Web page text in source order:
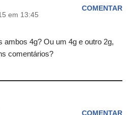
em 13:45
COMENTAR
ambos 4g? Ou um 4g e outro 2g,
comentários?
COMENTAR